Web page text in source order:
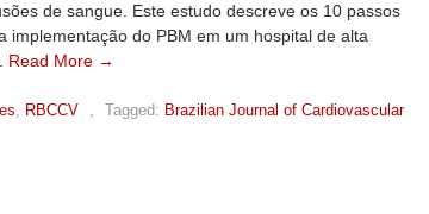
de sangue. Este estudo descreve os 10 passos
implementação do PBM em um hospital de alta
Read More →
, RBCCV , Tagged: Brazilian Journal of Cardiovascular